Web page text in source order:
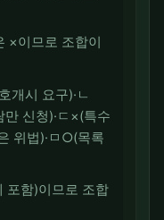
이므로 조합이
시 요구)·ㄴ
신청)·ㄷ×(특수
위법)·ㅁ○(목록
함)이므로 조합